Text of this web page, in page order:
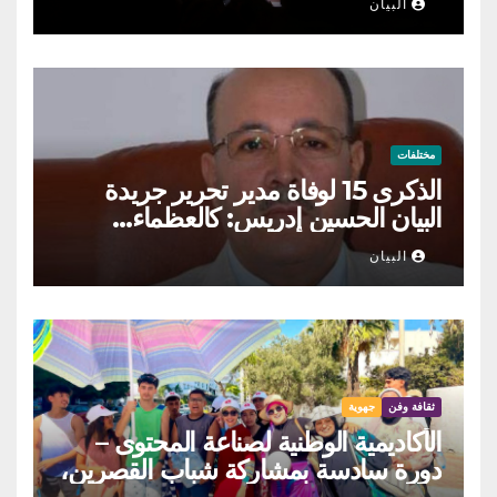
البيان
مختلفات
الذكرى 15 لوفاة مدير تحرير جريدة
البيان الحسين إدريس: كالعظماء…
عاش شامخا ورحل واقفا
البيان
ثقافة وفن جهوية
الأكاديمية الوطنية لصناعة المحتوى –
دورة سادسة بمشاركة شباب القصرين،